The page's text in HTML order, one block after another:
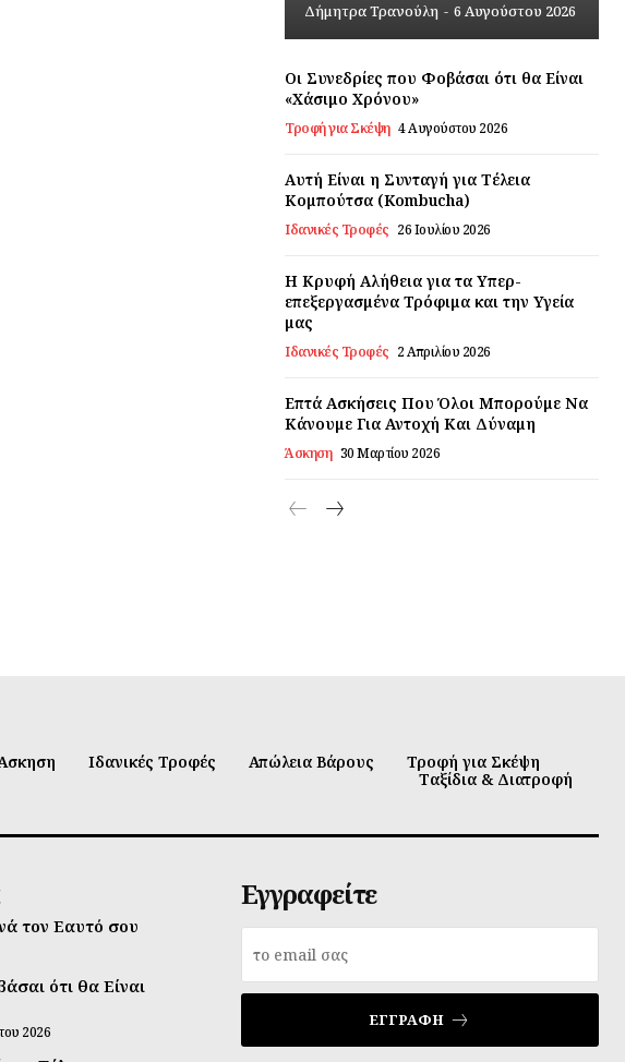
Δήμητρα Τρανούλη - 6 Αυγούστου 2026
Οι Συνεδρίες που Φοβάσαι ότι θα Είναι
«Χάσιμο Χρόνου»
Τροφή για Σκέψη 4 Αυγούστου 2026
Αυτή Είναι η Συνταγή για Τέλεια
Κομπούτσα (Kombucha)
Ιδανικές Τροφές 26 Ιουλίου 2026
Η Κρυφή Αλήθεια για τα Υπερ-
επεξεργασμένα Τρόφιμα και την Υγεία
μας
Ιδανικές Τροφές 2 Απριλίου 2026
Επτά Ασκήσεις Που Όλοι Μπορούμε Να
Κάνουμε Για Αντοχή Και Δύναμη
Άσκηση 30 Μαρτίου 2026
Ιδανικές Τροφές Απώλεια Βάρους
Τροφή για Σκέψη
Ταξίδια & Διατροφή
τον Εαυτό σου
ότι θα Είναι
2026
Εγγραφείτε
ΕΓΓΡΑΦΉ